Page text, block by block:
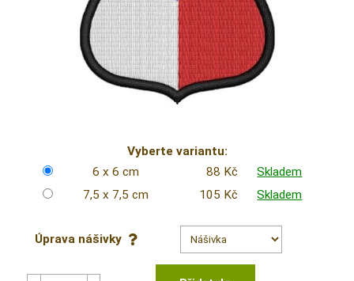
Vyberte variantu:
6 x 6 cm
88 Kč
Skladem
7,5 x 7,5 cm
105 Kč Skladem
Úprava nášivky